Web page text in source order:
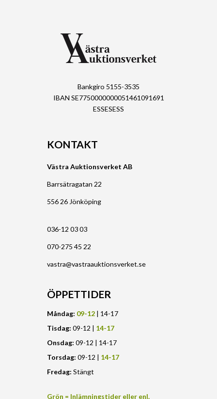
Bankgiro 5155-3535
IBAN SE7750000000051461091691
ESSESESS
KONTAKT
Västra Auktionsverket AB
Barrsätragatan 22
556 26 Jönköping
036-12 03 03
070-275 45 22
vastra@vastraauktionsverket.se
ÖPPETTIDER
Måndag: 09-12 | 14-17
Tisdag: 09-12 | 14-17
Onsdag: 09-12 | 14-17
Torsdag: 09-12 | 14-17
Fredag: Stängt
Grön = Inlämningstider eller enl.